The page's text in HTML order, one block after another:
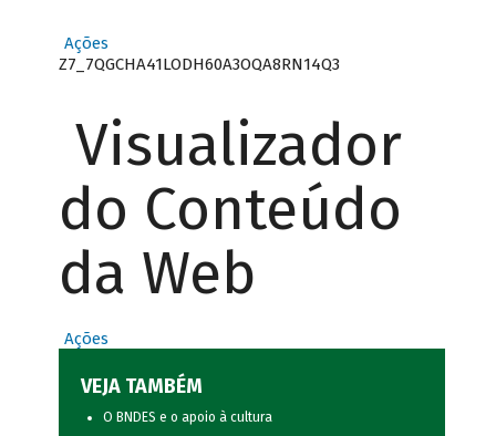
Ações
Z7_7QGCHA41LODH60A3OQA8RN14Q3
Visualizador
do Conteúdo
da Web
Ações
VEJA TAMBÉM
O BNDES e o apoio à cultura